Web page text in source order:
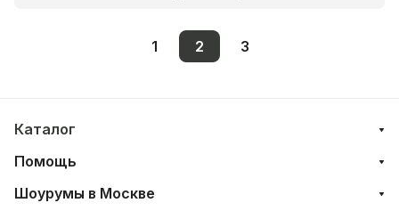
1 2 3
Каталог
Помощь
Шоурумы в Москве